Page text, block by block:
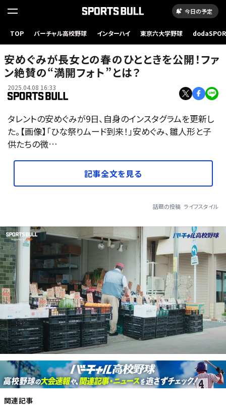
今日の予定
TOP バーチャル高校野球 インターハイ 東京六大学野球
安めぐみが長女との春のひとときを公開！ファ
ン絶賛の“満開フォト”とは？
2025.04.08 16:33
タレントの安めぐみが9日、自身のインスタグラムを更新し
た。【画像】「ひな祭りムード到来！」安めぐみ、雛人形と子
供たちの微…
記事全文を見る
話題の投稿 ライフスタイル
関連記事